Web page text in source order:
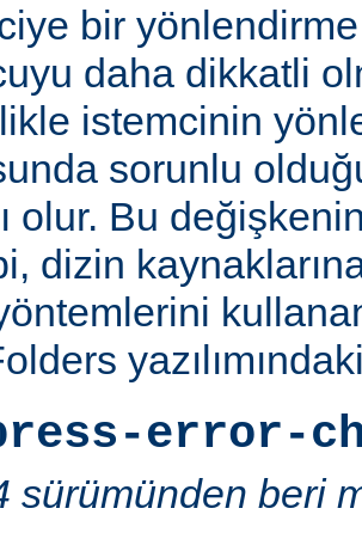
bir
daha dikkatli
istemcinin
sorunlu
olur. Bu
dizin
error-
sürümünden beri